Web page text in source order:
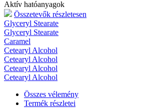
Aktív hatóanyagok
Összetevők részletesen
Glyceryl Stearate
Glyceryl Stearate
Caramel
Cetearyl Alcohol
Cetearyl Alcohol
Cetearyl Alcohol
Cetearyl Alcohol
Összes vélemény
Termék részletei